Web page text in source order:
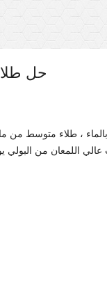
حل
، طلاء متوسط ​​من مادة